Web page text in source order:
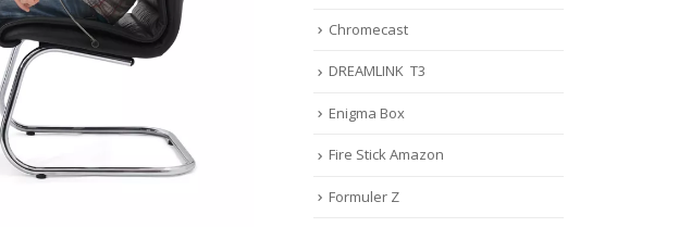
Chromecast
DREAMLINK T3
Enigma Box
Fire Stick Amazon
Formuler Z